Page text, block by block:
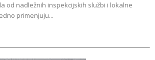
od nadležnih inspekcijskih službi i lokalne
primenjuju...